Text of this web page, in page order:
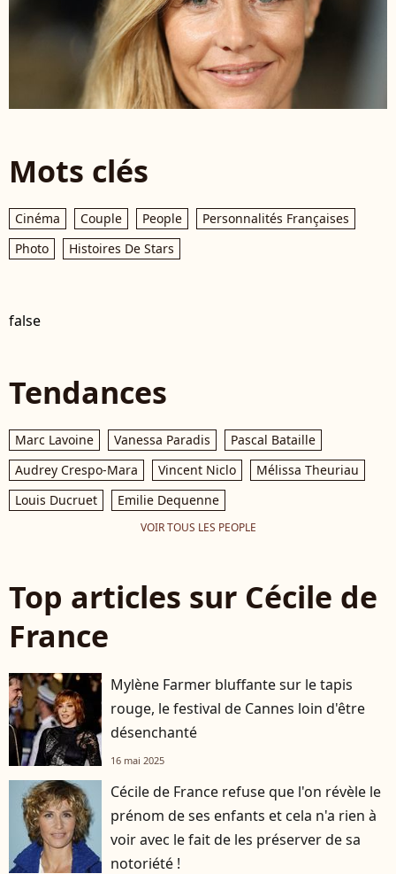
Mots clés
Cinéma Couple People
Personnalités Françaises
Photo
Histoires De Stars
false
Tendances
Marc Lavoine Vanessa Paradis
Pascal Bataille
Audrey Crespo-Mara
Vincent Niclo
Mélissa Theuriau
Louis Ducruet
Emilie Dequenne
VOIR TOUS LES PEOPLE
Top articles sur Cécile de
France
Mylène Farmer bluffante sur le tapis
rouge, le festival de Cannes loin d'être
désenchanté
16 mai 2025
Cécile de France refuse que l'on révèle le
prénom de ses enfants et cela n'a rien à
voir avec le fait de les préserver de sa
notoriété !